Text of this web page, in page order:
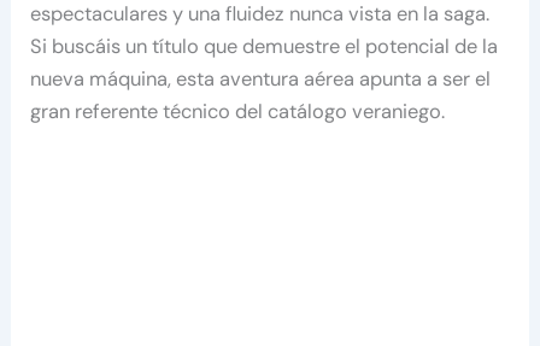
espectaculares y una fluidez nunca vista en la saga.
Si buscáis un título que demuestre el potencial de la
nueva máquina, esta aventura aérea apunta a ser el
gran referente técnico del catálogo veraniego.